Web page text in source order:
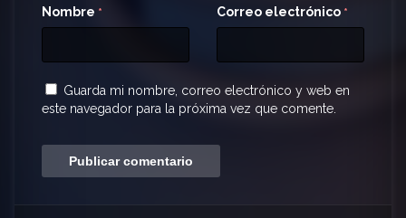
Nombre * Correo electrónico *
Guarda mi nombre, correo electrónico y web en
este navegador para la próxima vez que comente.